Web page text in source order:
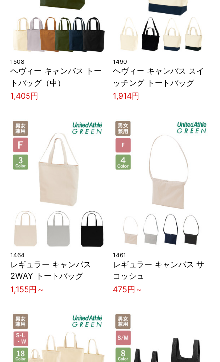
1508
ヘヴィー キャンバス トー
トバッグ（中）
1,405円
1490
ヘヴィー キャンバス スイ
ッチング トートバッグ
1,914円
1464
レギュラー キャンバス
2WAY トートバッグ
1,155円～
1461
レギュラー キャンバス サ
コッシュ
475円～